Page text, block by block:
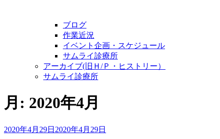
ブログ
作業近況
イベント企画・スケジュール
サムライ診療所
アーカイブ(旧Ｈ/Ｐ・ヒストリー）
サムライ診療所
月: 2020年4月
投
2020年4月29日 2020年4月29日